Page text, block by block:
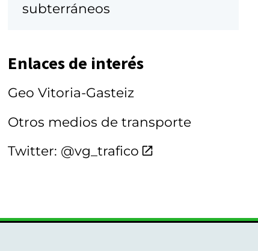
subterráneos
Enlaces de interés
Geo Vitoria-Gasteiz
Otros medios de transporte
Twitter: @vg_trafico